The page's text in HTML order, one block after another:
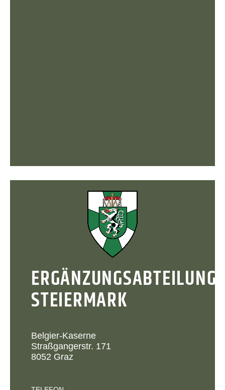
ERGÄNZUNGSABTEILUNG
STEIERMARK
Belgier-Kaserne
Straßgangerstr. 171
8052 Graz